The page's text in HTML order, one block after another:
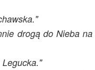
drogą do Nieba